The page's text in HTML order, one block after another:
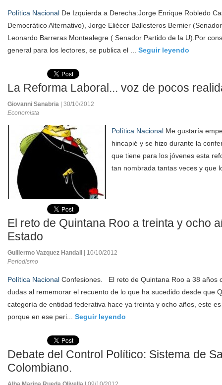
Política Nacional De Izquierda a Derecha:Jorge Enrique Robledo
Democrático Alternativo), Jorge Eliécer Ballesteros Bernier
Leonardo Barreras Montealegre ( Senador Partido de la U).Por
general para los lectores, se publica el ... Seguir leyendo
La Reforma Laboral... voz de pocos
Giovanni Sanabria
| 30/10/2012
Economista
Política Nacional Me gustaría
hincapié y se hizo durante la
que tiene para los jóvenes esta
tan nombrada tantas veces y que
El reto de Quintana Roo a treinta y ocho
Estado
Guillermo Vazquez Handall
| 10/10/2012
Periodismo
Política Nacional Confesiones. El reto de Quintana Roo a 38 años
dudas al rememorar el recuento de lo que ha sucedido desde que
categoría de entidad federativa hace ya treinta y ocho años, este
porque en ese peri... Seguir leyendo
Debate del Control Político: Sistema de
Colombiano.